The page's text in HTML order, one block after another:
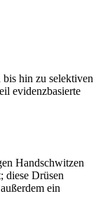
hin zu selektiven
evidenzbasierte
Hand­schwitzen
diese Drüsen
ein